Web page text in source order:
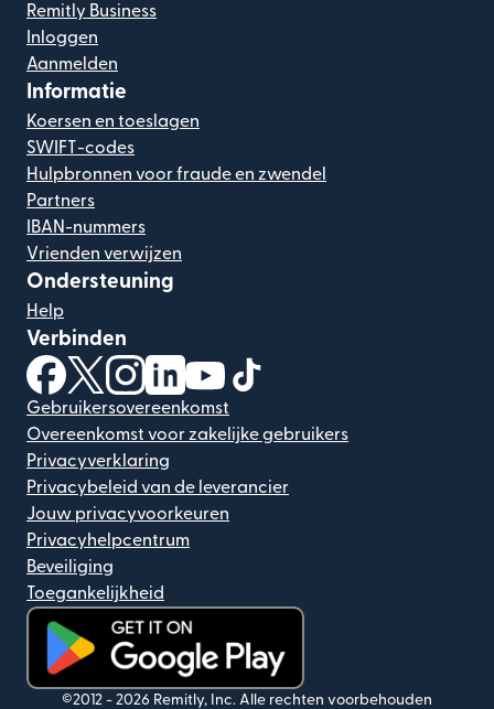
Remitly Business
Inloggen
Aanmelden
Informatie
Koersen en toeslagen
SWIFT-codes
Hulpbronnen voor fraude en zwendel
Partners
IBAN-nummers
Vrienden verwijzen
Ondersteuning
Help
Verbinden
(wordt geopend in een nieuw venster)
(wordt geopend in een nieuw venster)
(wordt geopend in een nieuw venster)
(wordt geopend in een nieuw venster)
(wordt geopend in een nieuw
Gebruikersovereenkomst
Overeenkomst voor zakelijke gebruikers
Privacyverklaring
Privacybeleid van de leverancier
Jouw privacyvoorkeuren
Privacyhelpcentrum
Beveiliging
Toegankelijkheid
(wordt geopend in een nieuw venster)
©2012 - 2026 Remitly, Inc. Alle rechten voorbehouden